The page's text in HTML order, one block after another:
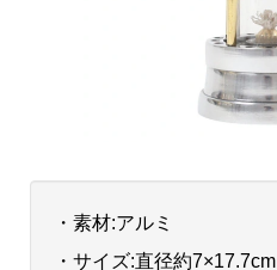
・素材:アルミ
・サイズ:直径約7×17.7cm